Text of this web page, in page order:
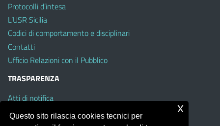
Protocolli d’intesa
L’USR Sicilia
Codici di comportamento e disciplinari
Contatti
Ufficio Relazioni con il Pubblico
TRASPARENZA
Atti di notifica
Albo on line
Questo sito rilascia cookies tecnici per
x